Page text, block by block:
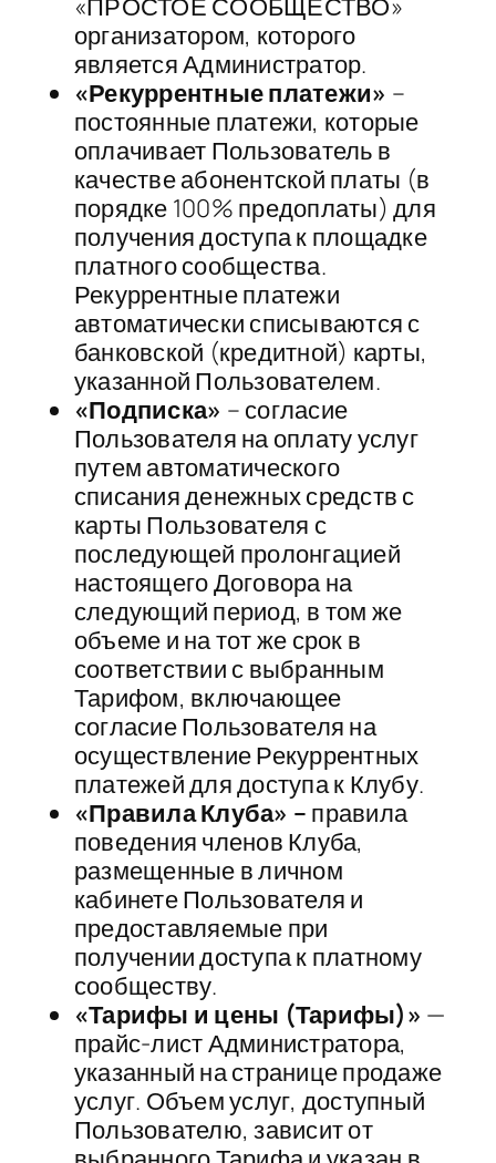
«ПРОСТОЕ СООБЩЕСТВО»
организатором, которого
является Администратор.
«Рекуррентные платежи» –
постоянные платежи, которые
оплачивает Пользователь в
качестве абонентской платы (в
порядке 100% предоплаты) для
получения доступа к площадке
платного сообщества.
Рекуррентные платежи
автоматически списываются с
банковской (кредитной) карты,
указанной Пользователем.
«Подписка» – согласие
Пользователя на оплату услуг
путем автоматического
списания денежных средств с
карты Пользователя с
последующей пролонгацией
настоящего Договора на
следующий период, в том же
объеме и на тот же срок в
соответствии с выбранным
Тарифом, включающее
согласие Пользователя на
осуществление Рекуррентных
платежей для доступа к Клубу.
«Правила Клуба» – правила
поведения членов Клуба,
размещенные в личном
кабинете Пользователя и
предоставляемые при
получении доступа к платному
сообществу.
«Тарифы и цены (Тарифы)» —
прайс-лист Администратора,
указанный на странице продаже
услуг. Объем услуг, доступный
Пользователю, зависит от